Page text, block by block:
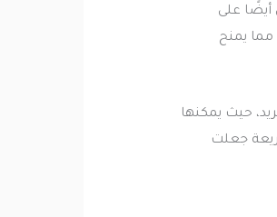
أيضًا على
مما يمنح
حيث يمكنها
جعلت